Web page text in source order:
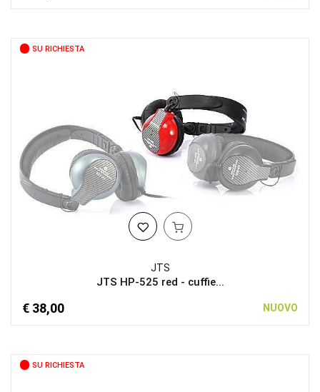
SU RICHIESTA
JTS
JTS HP-525 red - cuffie...
€ 38,00 NUOVO
SU RICHIESTA